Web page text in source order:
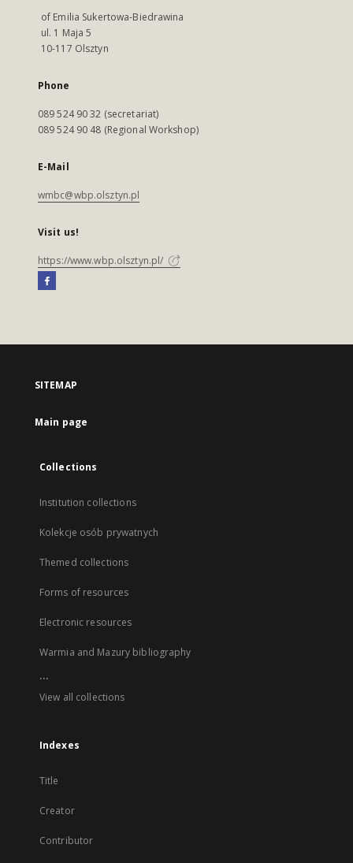
of Emilia Sukertowa-Biedrawina
ul. 1 Maja 5
10-117 Olsztyn
Phone
089 524 90 32 (secretariat)
089 524 90 48 (Regional Workshop)
E-Mail
wmbc@wbp.olsztyn.pl
Visit us!
https://www.wbp.olsztyn.pl/
SITEMAP
Main page
Collections
Institution collections
Kolekcje osób prywatnych
Themed collections
Forms of resources
Electronic resources
Warmia and Mazury bibliography
...
View all collections
Indexes
Title
Creator
Contributor